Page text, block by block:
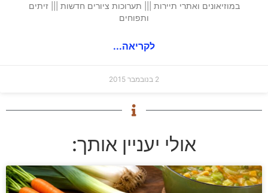
במוזיאונים ואתרי תיירות ||| תערוכות ציורים חדשות ||| זיתים
ותפוחים
לקריאה...
2 בנובמבר 2015
אולי יעניין אותך: